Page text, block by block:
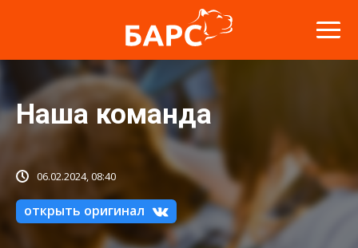
Наша команда
06.02.2024, 08:40
открыть оригинал